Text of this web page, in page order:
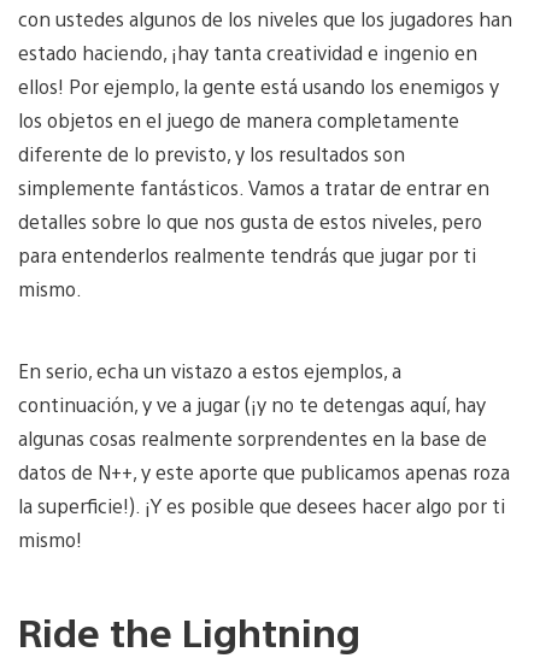
con ustedes algunos de los niveles que los jugadores han
estado haciendo, ¡hay tanta creatividad e ingenio en
ellos! Por ejemplo, la gente está usando los enemigos y
los objetos en el juego de manera completamente
diferente de lo previsto, y los resultados son
simplemente fantásticos. Vamos a tratar de entrar en
detalles sobre lo que nos gusta de estos niveles, pero
para entenderlos realmente tendrás que jugar por ti
mismo.
En serio, echa un vistazo a estos ejemplos, a
continuación, y ve a jugar (¡y no te detengas aquí, hay
algunas cosas realmente sorprendentes en la base de
datos de N++, y este aporte que publicamos apenas roza
la superficie!). ¡Y es posible que desees hacer algo por ti
mismo!
Ride the Lightning